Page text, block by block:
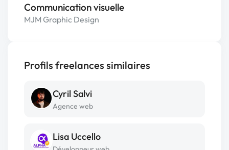
Communication visuelle
MJM Graphic Design
Profils freelances similaires
Cyril Salvi
Agence web
Lisa Uccello